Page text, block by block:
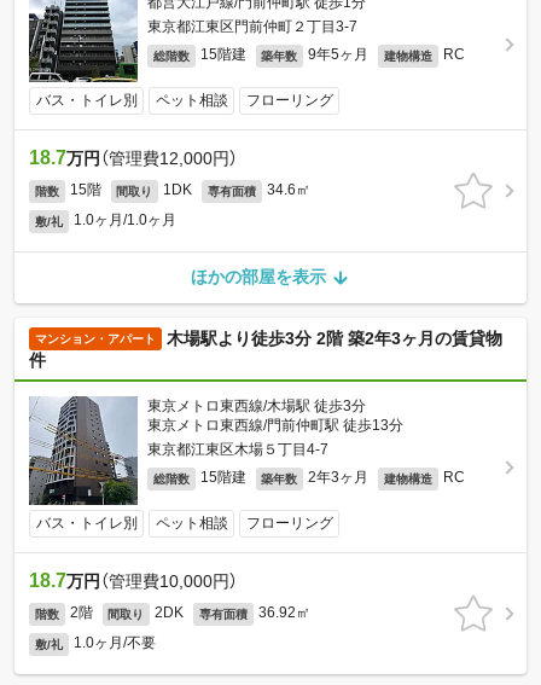
東京都江東区門前仲町２丁目3-7
総階数 15階建 築年数 9年5ヶ月 建物構造 RC
バス・トイレ別 ペット相談 フローリング
18.7万円 （管理費12,000円）
階数 15階 間取り 1DK 専有面積 34.6㎡
敷/礼 1.0ヶ月/1.0ヶ月
ほかの部屋を表示
マンション・アパート
木場駅より徒歩3分 2階 築2年3ヶ月の賃貸物
件
東京メトロ東西線/木場駅 徒歩3分
東京メトロ東西線/門前仲町駅 徒歩13分
東京都江東区木場５丁目4-7
総階数 15階建 築年数 2年3ヶ月 建物構造 RC
バス・トイレ別 ペット相談 フローリング
18.7万円 （管理費10,000円）
階数 2階 間取り 2DK 専有面積 36.92㎡
敷/礼 1.0ヶ月/不要